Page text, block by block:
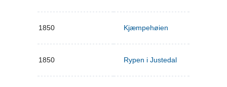
1850 Kjæmpehøien
1850 Rypen i Justedal